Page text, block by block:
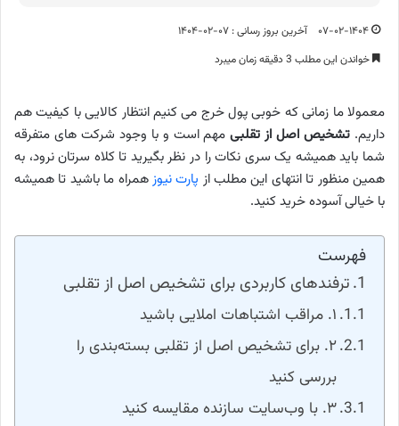
۰۷-۰۲-۱۴۰۴
آخرین بروز رسانی : ۰۷-۰۲-۱۴۰۴
خواندن این مطلب 3 دقیقه زمان میبرد
معمولا ما زمانی که خوبی پول خرج می کنیم انتظار کالایی با کیفیت هم
داریم. تشخیص اصل از تقلبیمهم است و با وجود شرکت های متفرقه
شما باید همیشه یک سری نکات را در نظر بگیرید تا کلاه سرتان نرود، به
همین منظور تا انتهای این مطلب از پارت نیوزهمراه ما باشید تا همیشه
با خیالی آسوده خرید کنید.
فهرست
ترفندهای کاربردی برای تشخیص اصل از تقلبی
۱. مراقب اشتباهات املایی باشید
۲. برای تشخیص اصل از تقلبی بسته‌بندی را
بررسی کنید
۳. با وب‌سایت سازنده مقایسه کنید